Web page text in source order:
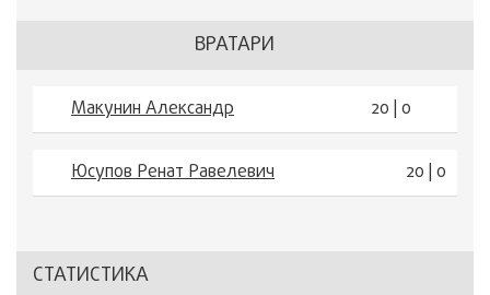
ВРАТАРИ
Макунин Александр 20 | 0
Юсупов Ренат Равелевич 20 | 0
СТАТИСТИКА